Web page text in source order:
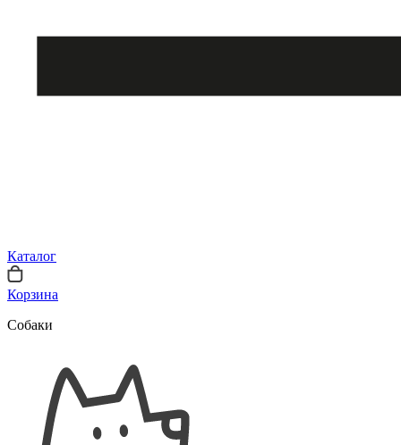
Каталог
Корзина
Собаки